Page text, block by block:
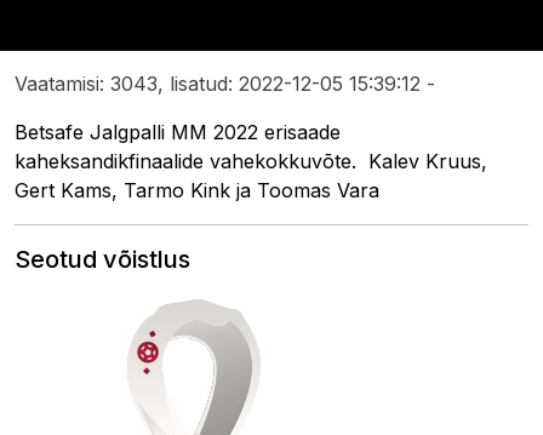
Vaatamisi: 3043, lisatud: 2022-12-05 15:39:12 -
Betsafe Jalgpalli MM 2022 erisaade
kaheksandikfinaalide vahekokkuvõte. ​​ Kalev Kruus,
Gert Kams​​, Tarmo Kink ja Toomas Vara
Seotud võistlus